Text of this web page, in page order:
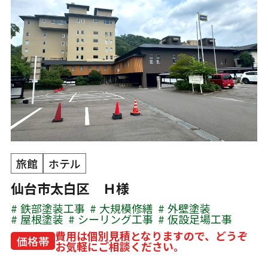
旅館 ホテル
仙台市太白区 Ｈ様
鉄部塗装工事 大規模修繕 外壁塗装
屋根塗装 シーリング工事
仮設足場工事
価格帯 費用は個別見積となりますので、どうぞ
お気軽にご相談ください。